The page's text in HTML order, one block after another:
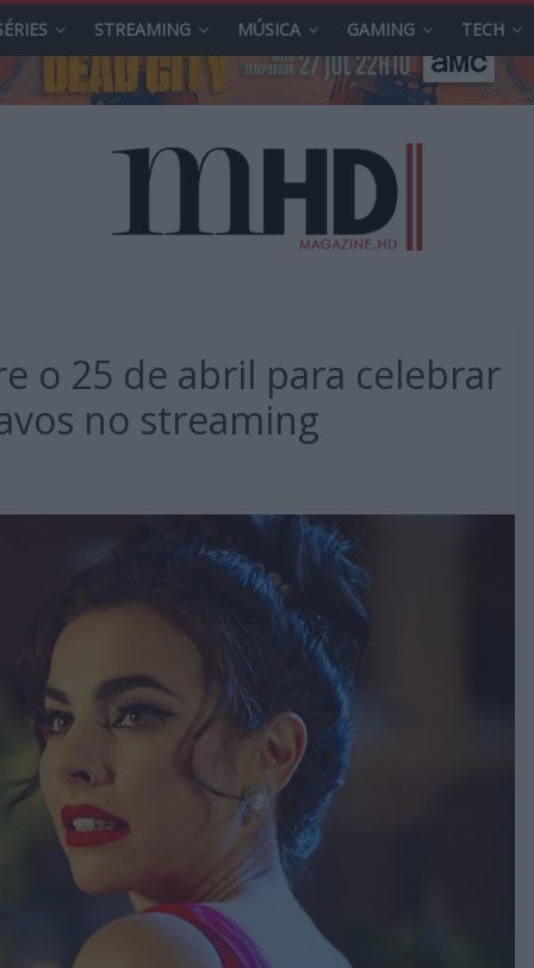
STREAMING MÚSICA GAMING TECH
o 25 de abril para celebrar
no streaming